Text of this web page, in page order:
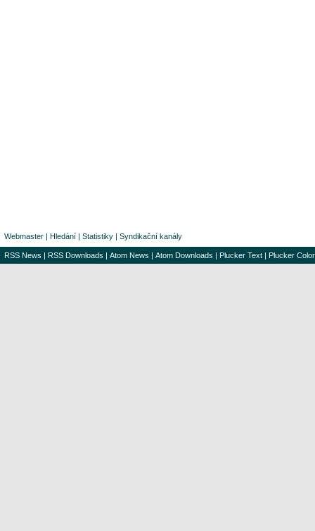
Webmaster | Hledání | Statistiky | Syndikační kanály
RSS News | RSS Downloads | Atom News | Atom Downloads | Plucker Text | Plucker Color